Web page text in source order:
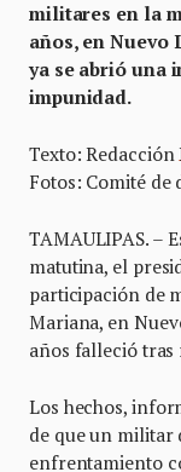
militares en la
años, en Nuevo
ya se abrió una
impunidad.
Texto: Redacción
Fotos: Comité de
TAMAULIPAS. –
matutina, el
participación de
Mariana, en
años falleció tras
Los hechos,
de que un militar
enfrentamiento